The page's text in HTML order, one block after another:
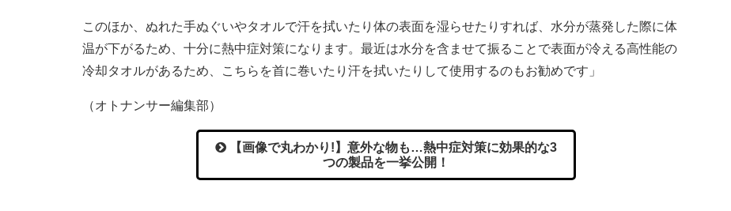
このほか、ぬれた手ぬぐいやタオルで汗を拭いたり体の表面を湿らせたりすれば、水分が蒸発した際に体
温が下がるため、十分に熱中症対策になります。最近は水分を含ませて振ることで表面が冷える高性能の
冷却タオルがあるため、こちらを首に巻いたり汗を拭いたりして使用するのもお勧めです」
（オトナンサー編集部）
【画像で丸わかり!】意外な物も…熱中症対策に効果的な3
つの製品を一挙公開！